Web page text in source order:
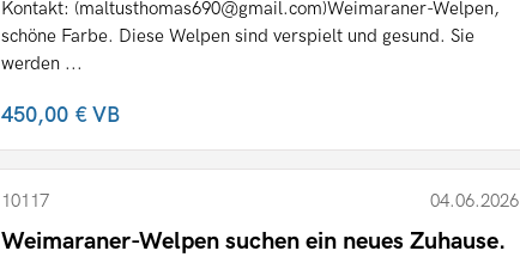
Kontakt: (maltusthomas690@gmail.com)Weimaraner-Welpen,
schöne Farbe. Diese Welpen sind verspielt und gesund. Sie
werden ...
450,00 €VB
10117 04.06.2026
Weimaraner-Welpen suchen ein neues Zuhause.